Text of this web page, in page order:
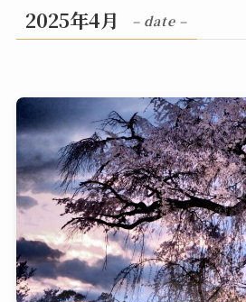
2025年4月 – date –